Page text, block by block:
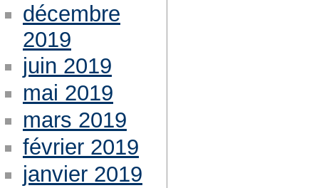
décembre
2019
juin 2019
mai 2019
mars 2019
février 2019
janvier 2019